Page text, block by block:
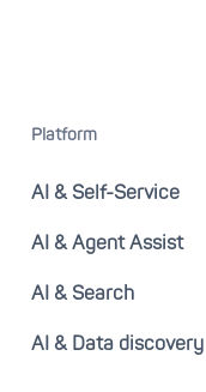
Platform
AI & Self-Service
AI & Agent Assist
AI & Search
AI & Data discovery